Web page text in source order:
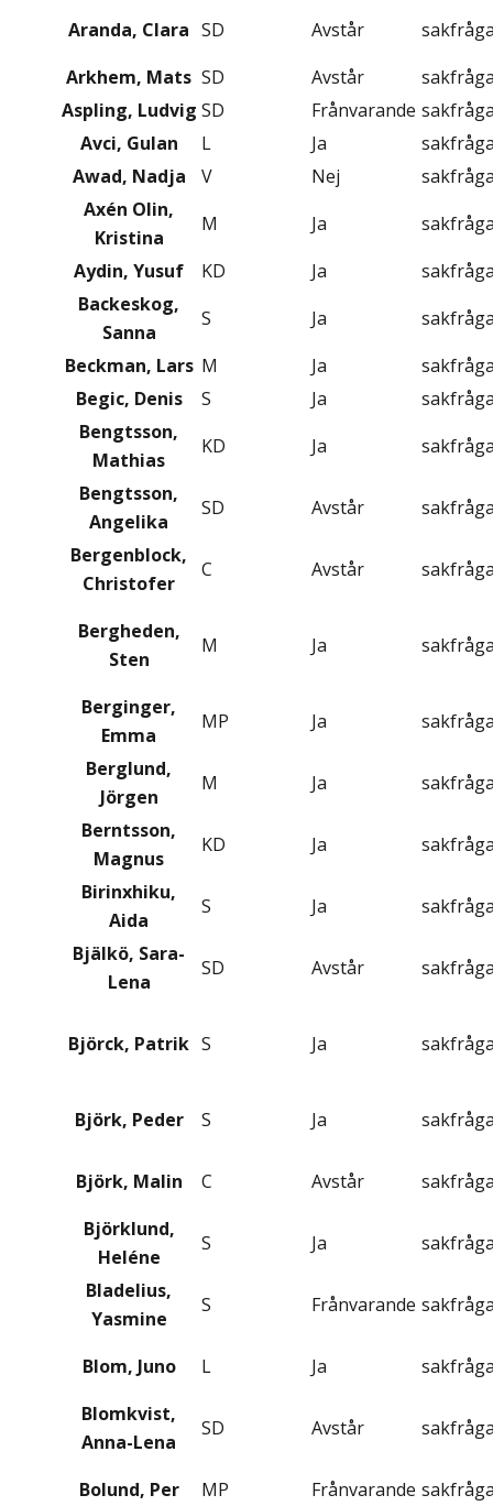
Aranda, Clara SD Avstår
Arkhem, Mats SD Avstår
Aspling, Ludvig SD Frånvarande
Avci, Gulan
L Ja
Awad, Nadja
V Nej
Axén Olin,
Kristina
M Ja
Aydin, Yusuf
KD Ja
Backeskog,
Sanna
S Ja
Beckman, Lars M Ja
Begic, Denis
S Ja
Bengtsson,
Mathias
KD Ja
Bengtsson,
Angelika
SD Avstår
Bergenblock,
Christofer
C Avstår
Bergheden,
Sten
M Ja
Berginger,
Emma
MP Ja
Berglund,
Jörgen
M Ja
Berntsson,
Magnus
KD Ja
Birinxhiku,
Aida
S Ja
Bjälkö, Sara-
Lena
SD Avstår
Björck, Patrik S Ja
Björk, Peder S Ja
Björk, Malin C Avstår
Björklund,
Heléne
S Ja
Bladelius,
Yasmine
S Frånvarande
Blom, Juno L Ja
Blomkvist,
Anna-Lena
SD Avstår
Bolund, Per MP Frånvarande